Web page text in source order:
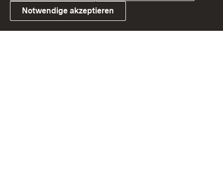
Link zum Landesportal
Notwendige akzeptieren